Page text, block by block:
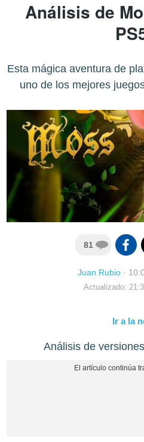
Análisis de
Esta mágica aventura de
uno de los mejores
81
Juan Rubio·
Actualizado:
Ir a la
Análisis de versiones